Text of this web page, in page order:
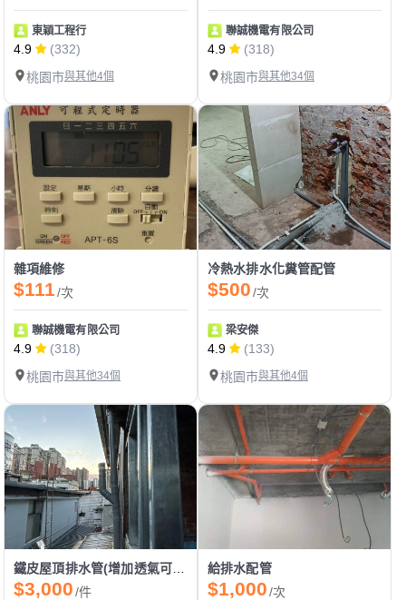
東穎工程行
4.9
(332)
桃園市與其他4個
聯誠機電有限公司
4.9
(318)
桃園市與其他34個
雜項維修
$111/次
聯誠機電有限公司
4.9
(318)
桃園市與其他34個
冷熱水排水化糞管配管
$500/次
梁安傑
4.9
(133)
桃園市與其他4個
鐵皮屋頂排水管(增加透氣可防止排水阻塞)
$3,000/件
給排水配管
$1,000/次